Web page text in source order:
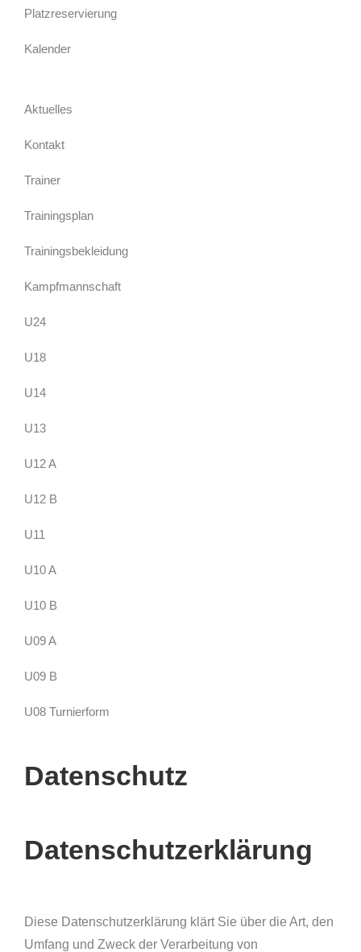
Datenschutz
Datenschutzerklärung
Diese Datenschutzerklärung klärt Sie über die Art, den
Umfang und Zweck der Verarbeitung von
Platzreservierung
Kalender
Aktuelles
Kontakt
Trainer
Trainingsplan
Trainingsbekleidung
Kampfmannschaft
U24
U18
U14
U13
U12 A
U12 B
U11
U10 A
U10 B
U09 A
U09 B
U08 Turnierform